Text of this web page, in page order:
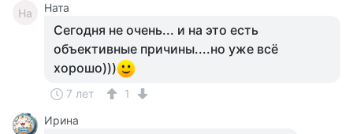
На Ната
Сегодня не очень... и на это есть
объективные причины....но уже всё
хорошо)))
7 лет
1
Ирина